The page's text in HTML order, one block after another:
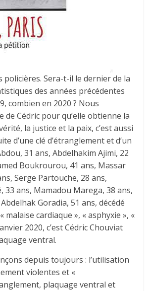
policières. Sera-t-il le dernier de la
des années précédentes
combien en 2020 ? Nous
Cédric pour qu’elle obtienne la
la justice et la paix, c’est aussi
d’une clé d’étranglement et d’un
31 ans, Abdelhakim Ajimi, 22
Boukrourou, 41 ans, Massar
Serge Partouche, 28 ans,
33 ans, Mamadou Marega, 38 ans,
Goradia, 51 ans, décédé
cardiaque », « asphyxie », «
2020, c’est Cédric Chouviat
ventral.
depuis toujours : l’utilisation
violentes et «
plaquage ventral et